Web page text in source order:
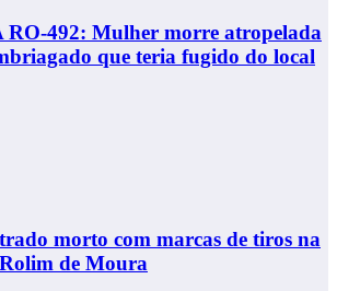
492: Mulher morre atropelada
que teria fugido do local
morto com marcas de tiros na
de Moura